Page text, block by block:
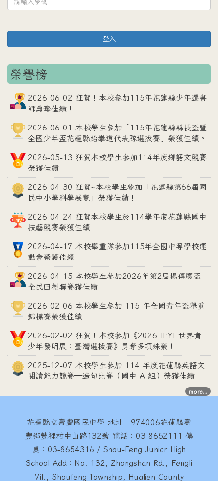
登入
榮譽榜
2026-06-02 狂賀！本校參加115年花蓮縣少年選書
師勇奪佳績！
2026-06-01 本校學生參加「115年花蓮縣縣長盃暨
全國少年盃花蓮縣跆拳道代表隊選拔賽」榮獲佳績。
2026-05-13 狂賀本校學生參加114年度鄉語文競賽
榮獲佳績
2026-04-30 狂賀~本校學生參加「花蓮縣第66屆國
民中小學科學展覽」榮獲佳績！
2026-04-24 狂賀本校學生於114學年度花蓮縣國中
技藝競賽榮獲佳績
2026-04-17 本校舉重隊參加115年全國中等學校運
動會榮獲佳績
2026-04-15 本校學生參加2026年第2屆楊傳廣盃
全民田徑聯賽獲佳績
2026-02-06 本校學生參加 115 年全國青年盃舉重
錦標賽榮獲佳績
2026-02-02 狂賀！本校參加《2026 IEYI 世界青
少年發明展：臺灣選拔賽》勇奪多項殊榮！
2025-12-07 本校學生參加 114 年度花蓮縣英語文
閱讀能力競賽—造句比賽（國中 A 組）榮獲佳績
more...
花蓮縣立壽豐國民中學 地址：974006花蓮縣壽
豐鄉豐裡村中山路132號 電話：03-8652111 傳
真：03-8654316 / Shou-Feng Junior High
School Add：No. 132, Zhongshan Rd., Fengli
Vil., Shoufeng Township, Hualien County